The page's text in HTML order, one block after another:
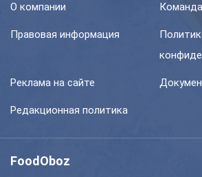
О компании Команда
Правовая информация
Реклама на сайте
Редакционная политика
FoodOboz